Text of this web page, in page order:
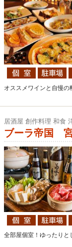
オススメワインと自慢
居酒屋 創作料理 和食
ブーラ帝国
全部屋個室！ゆったりと